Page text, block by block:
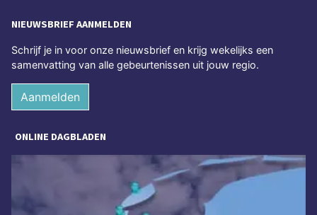
NIEUWSBRIEF AANMELDEN
Schrijf je in voor onze nieuwsbrief en krijg wekelijks een
samenvatting van alle gebeurtenissen uit jouw regio.
Aanmelden
ONLINE DAGBLADEN